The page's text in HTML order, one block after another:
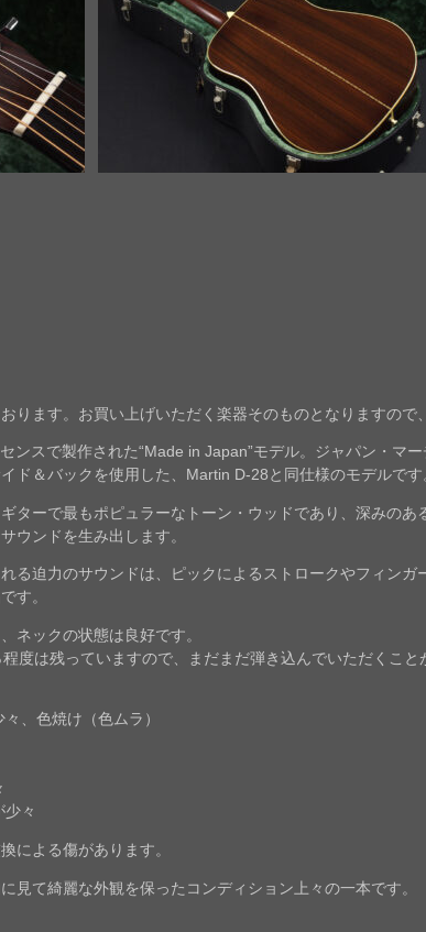
ります。お買い上げいただく楽器そのものとなりますので
ンスで製作された“Made in Japan”モデル。ジャパン・マ
ド＆バックを使用した、Martin D-28と同仕様のモデルです
ターで最もポピュラーなトーン・ウッドであり、深みの
ウンドを生み出します。
る迫力のサウンドは、ピックによるストロークやフィン
す。
ネックの状態は良好です。
度は残っていますので、まだまだ弾き込んでいただくこと
、色焼け（色ムラ）
々
による傷があります。
見て綺麗な外観を保ったコンディション上々の一本です。